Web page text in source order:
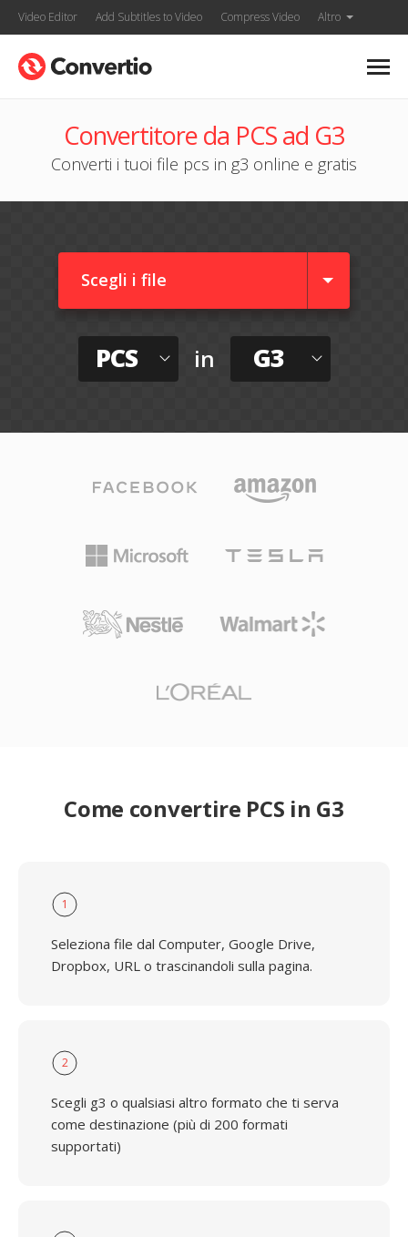
Video Editor Add Subtitles to Video Compress Video Altro
Convertitore da PCS ad G3
Converti i tuoi file pcs in g3 online e gratis
Scegli i file
PCS in G3
Come convertire PCS in G3
1
Seleziona file dal Computer, Google Drive,
Dropbox, URL o trascinandoli sulla pagina.
2
Scegli g3 o qualsiasi altro formato che ti serva
come destinazione (più di 200 formati
supportati)